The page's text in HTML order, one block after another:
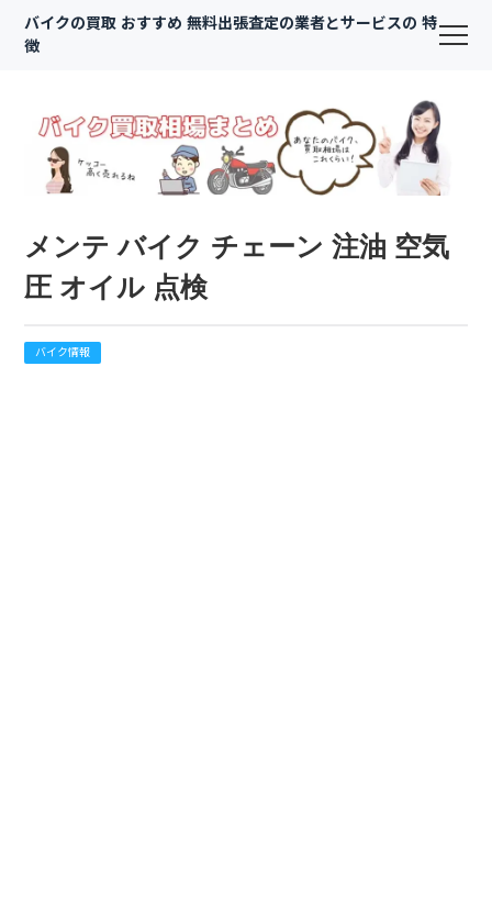
バイクの買取 おすすめ 無料出張査定の業者とサービスの 特
徴
メンテ バイク チェーン 注油 空気
圧 オイル 点検
バイク情報